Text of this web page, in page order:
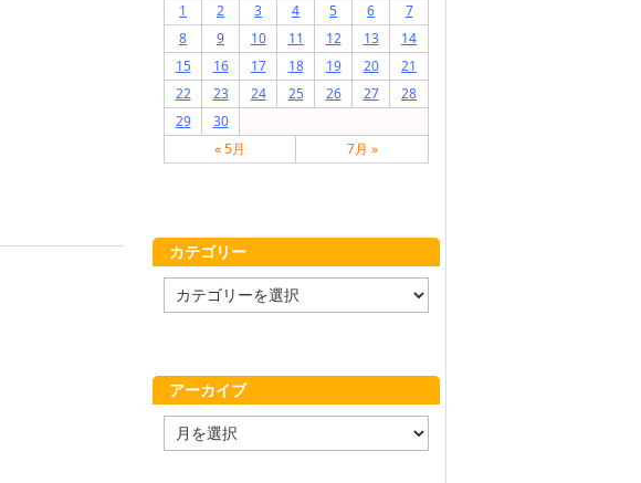
1
2 3 4 5 6
7
8
9 10 11 12 13
14
15
16 17 18 19 20
21
22
23 24 25 26 27
28
29
30
« 5月
7月 »
カテゴリー
テ
ー
アーカイブ
ー